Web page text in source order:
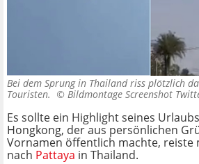
Bei dem Sprung in Thailand riss plötzlich
Touristen. © Bildmontage Screenshot
Es sollte ein Highlight seines
Hongkong, der aus persönlichen
Vornamen öffentlich machte, reiste
nach Pattaya in Thailand.